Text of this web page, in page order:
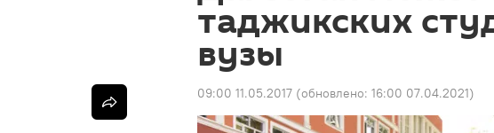
таджикских
вузы
09:00 11.05.2017 (обновлено: 16:00 07.04.2021)